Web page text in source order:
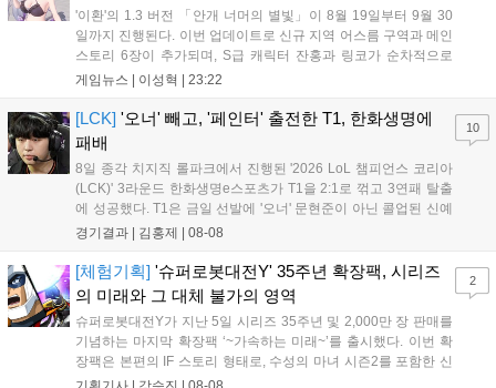
'이환'의 1.3 버전 「안개 너머의 별빛」이 8월 19일부터 9월 30
일까지 진행된다. 이번 업데이트로 신규 지역 어스름 구역과 메인
스토리 6장이 추가되며, S급 캐릭터 잔홍과 링코가 순차적으로
등장한다. 여름 시즌을 맞아 비치발리볼, 수상 오토바이 등 다채
의성도 강화된다. 8월 11일까지 사용 가능한 교환 코드 3종이 제
공되며, 상세 일정은 공식 채널을 통해 확인할 수 있다....
게임뉴스 | 이성혁 | 23:22
[LCK] '오너' 빼고, '페인터' 출전한 T1, 한화생명에
패배
8일 종각 치지직 롤파크에서 진행된 '2026 LoL 챔피언스 코리아
(LCK)' 3라운드 한화생명e스포츠가 T1을 2:1로 꺾고 3연패 탈출
에 성공했다. T1은 금일 선발에 '오너' 문현준이 아닌 콜업된 신예
'페인터' 김은후를 투입했지만, 결국 1:2로 패배하고 말았다. T1은
을 빼냈다....
경기결과 | 김홍제 | 08-08
10
[체험기획] '슈퍼로봇대전Y' 35주년 확장팩, 시리즈
의 미래와 그 대체 불가의 영역
슈퍼로봇대전Y가 지난 5일 시리즈 35주년 및 2,000만 장 판매를
기념하는 마지막 확장팩 ‘~가속하는 미래~’를 출시했다. 이번 확
장팩은 본편의 IF 스토리 형태로, 수성의 마녀 시즌2를 포함한 신
규 참전작과 크로스오버 합체기를 선보이며 작품을 완결 짓는다.
2